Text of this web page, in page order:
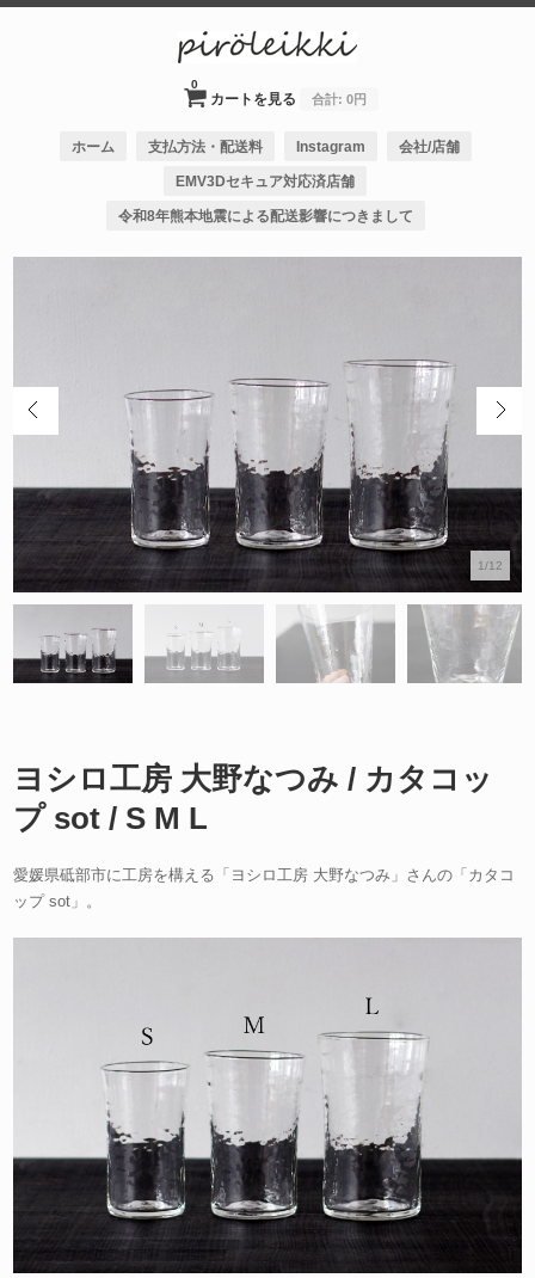
カートを見る
0
合計: 0円
ホーム 支払方法・配送料 Instagram 会社/店舗
EMV3Dセキュア対応済店舗
令和8年熊本地震による配送影響につきまして
1/12
ヨシロ工房 大野なつみ / カタコッ
プ sot / S M L
愛媛県砥部市に工房を構える「ヨシロ工房 大野なつみ」さんの「カタコ
ップ sot」。